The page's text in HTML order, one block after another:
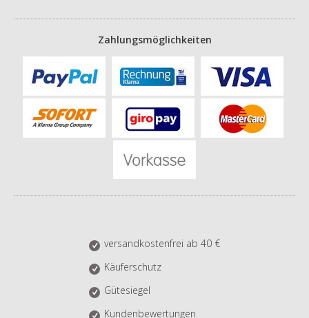
Zahlungsmöglichkeiten
versandkostenfrei ab 40 €
Käuferschutz
Gütesiegel
Kundenbewertungen